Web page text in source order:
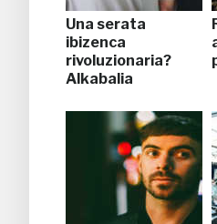
Una serata
ibizenca
rivoluzionaria?
Alkabalia